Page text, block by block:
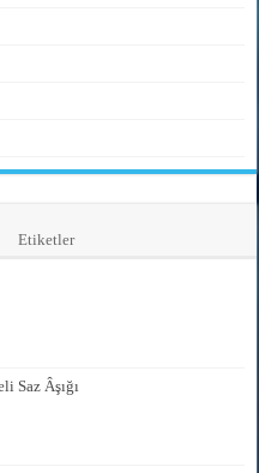
Etiketler
Saz Âşığı